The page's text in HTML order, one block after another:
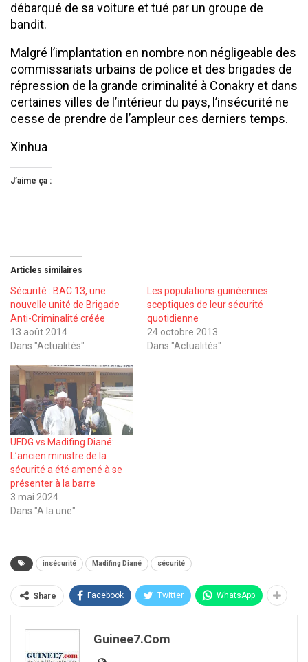
débarqué de sa voiture et tué par un groupe de
bandit.
Malgré l’implantation en nombre non négligeable des
commissariats urbains de police et des brigades de
répression de la grande criminalité à Conakry et dans
certaines villes de l’intérieur du pays, l’insécurité ne
cesse de prendre de l’ampleur ces derniers temps.
Xinhua
J’aime ça :
Articles similaires
Sécurité : BAC 13, une
nouvelle unité de Brigade
Anti-Criminalité créée
13 août 2014
Dans "Actualités"
Les populations guinéennes
sceptiques de leur sécurité
quotidienne
24 octobre 2013
Dans "Actualités"
UFDG vs Madifing Diané:
L’ancien ministre de la
sécurité a été amené à se
présenter à la barre
3 mai 2024
Dans "A la une"
insécurité Madifing Diané sécurité
Share Facebook Twitter WhatsApp
Guinee7.com